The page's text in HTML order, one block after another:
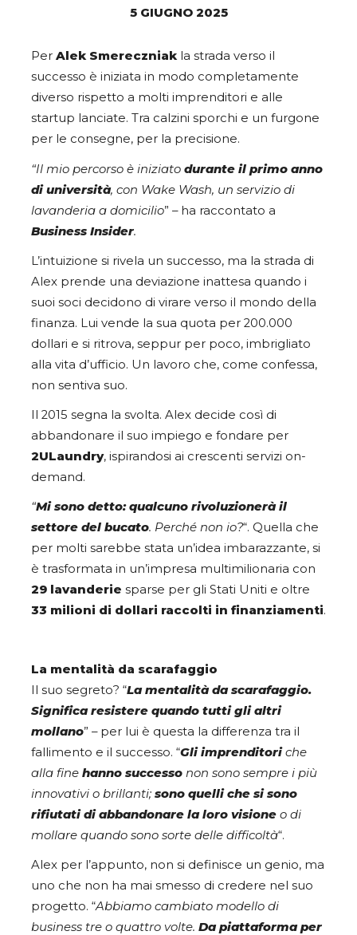
5 GIUGNO 2025
Per Alek Smereczniakla strada verso il
successo è iniziata in modo completamente
diverso rispetto a molti imprenditori e alle
startup lanciate. Tra calzini sporchi e un furgone
per le consegne, per la precisione.
“Il mio percorso è iniziato durante il primo anno
di università, con Wake Wash, un servizio di
lavanderia a domicilio” – ha raccontato a
Business Insider.
L’intuizione si rivela un successo, ma la strada di
Alex prende una deviazione inattesa quando i
suoi soci decidono di virare verso il mondo della
finanza. Lui vende la sua quota per 200.000
dollari e si ritrova, seppur per poco, imbrigliato
alla vita d’ufficio. Un lavoro che, come confessa,
non sentiva suo.
Il 2015 segna la svolta. Alex decide così di
abbandonare il suo impiego e fondare per
2ULaundry, ispirandosi ai crescenti servizi on-
demand.
“Mi sono detto: qualcuno rivoluzionerà il
settore del bucato. Perché non io?“. Quella che
per molti sarebbe stata un’idea imbarazzante, si
è trasformata in un’impresa multimilionaria con
29 lavanderie sparse per gli Stati Uniti e oltre
33 milioni di dollari raccolti in finanziamenti.
La mentalità da scarafaggio
Il suo segreto? “La mentalità da scarafaggio.
Significa resistere quando tutti gli altri
mollano” – per lui è questa la differenza tra il
fallimento e il successo. “Gli imprenditoriche
alla fine hanno successo non sono sempre i più
innovativi o brillanti; sono quelli che si sono
rifiutati di abbandonare la loro visione o di
mollare quando sono sorte delle difficoltà“.
Alex per l’appunto, non si definisce un genio, ma
uno che non ha mai smesso di credere nel suo
progetto. “Abbiamo cambiato modello di
business tre o quattro volte. Da piattaforma per